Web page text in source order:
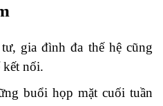
gia đình đa thế hệ cũng
kết nối.
buổi họp mặt cuối tuần